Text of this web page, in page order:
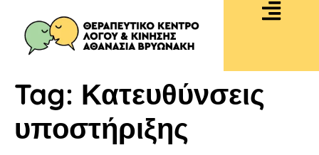
Tag: Κατευθύνσεις
υποστήριξης